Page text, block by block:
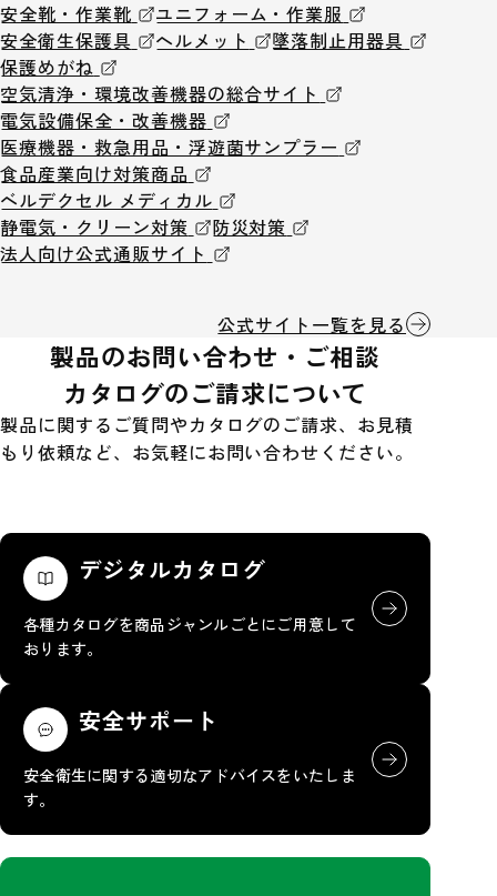
安全靴・作業靴
ユニフォーム・作業服
安全衛生保護具
ヘルメット
墜落制止用器具
保護めがね
空気清浄・環境改善機器の総合サイト
電気設備保全・改善機器
医療機器・救急用品・浮遊菌サンプラー
食品産業向け対策商品
ベルデクセル メディカル
静電気・クリーン対策
防災対策
法人向け公式通販サイト
公式サイト一覧を見る
製品のお問い合わせ・ご相談
カタログのご請求について
製品に関するご質問やカタログのご請求、お見積
もり依頼など、お気軽にお問い合わせください。
デジタルカタログ
各種カタログを商品ジャンルごとにご用意して
おります。
安全サポート
安全衛生に関する適切なアドバイスをいたしま
す。